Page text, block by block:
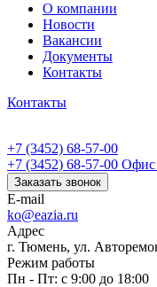
О компании
Новости
Вакансии
Документы
Контакты
Контакты
+7 (3452) 68-57-00
+7 (3452) 68-57-00 Офис
Заказать звонок
E-mail
ko@eazia.ru
Адрес
г. Тюмень, ул.
Режим работы
Пн - Пт: с 9:00 до 18:00